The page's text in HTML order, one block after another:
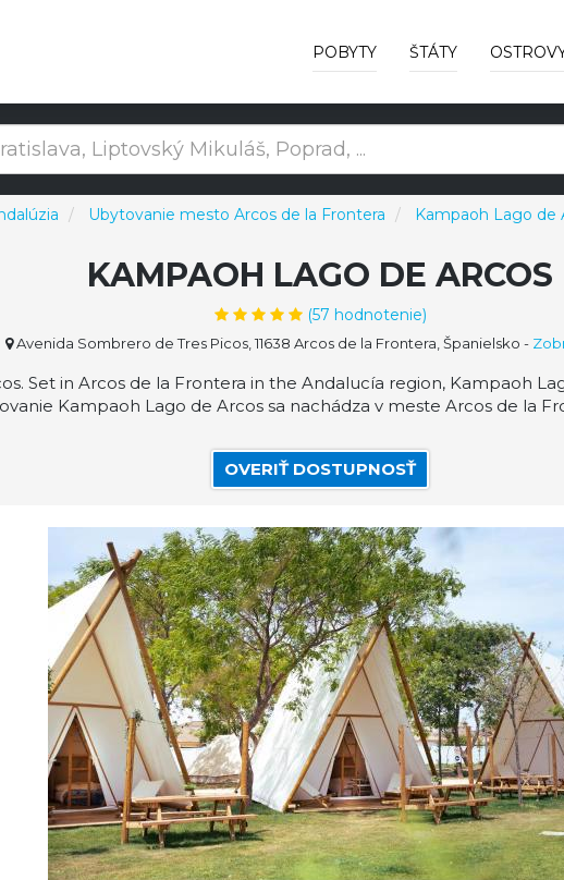
POBYTY ŠTÁTY
Ubytovanie mesto Arcos de la Frontera Kampaoh Lago de
KAMPAOH LAGO DE ARCOS
(57 hodnotenie)
Avenida Sombrero de Tres Picos, 11638 Arcos de la Frontera, Španielsko -
Set in Arcos de la Frontera in the Andalucía region, Kampaoh
Kampaoh Lago de Arcos sa nachádza v meste Arcos de la
OVERIŤ DOSTUPNOSŤ